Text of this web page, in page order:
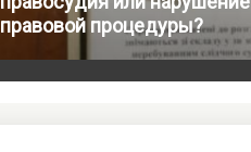
правовой процедуры?